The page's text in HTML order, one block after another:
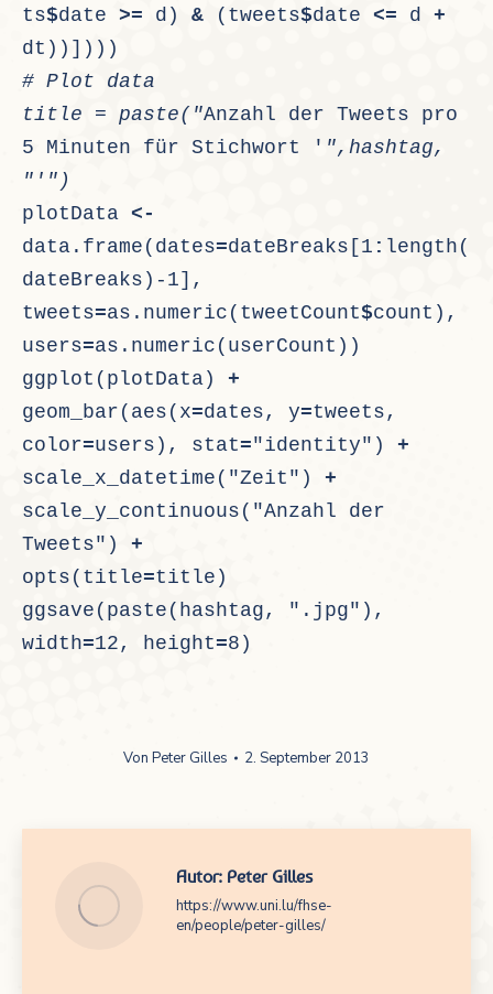
ts$date >= d) & (tweets$date <= d +
dt))])))
# Plot data
title = paste( "Anzahl der Tweets pro
5 Minuten für Stichwort ' ", hashtag,
"'" )
plotData <-
data.frame(dates=dateBreaks[1 : length(
dateBreaks)-1],
tweets=as.numeric(tweetCount$count),
users=as.numeric(userCount))
ggplot(plotData) +
geom_bar(aes(x=dates, y=tweets,
color=users), stat="identity") +
scale_x_datetime("Zeit") +
scale_y_continuous("Anzahl der
Tweets") +
opts(title=title)
ggsave(paste(hashtag, ".jpg"),
width=12, height=8)
Von Peter Gilles 2. September 2013
Autor: Peter Gilles
https://www.uni.lu/fhse-
en/people/peter-gilles/